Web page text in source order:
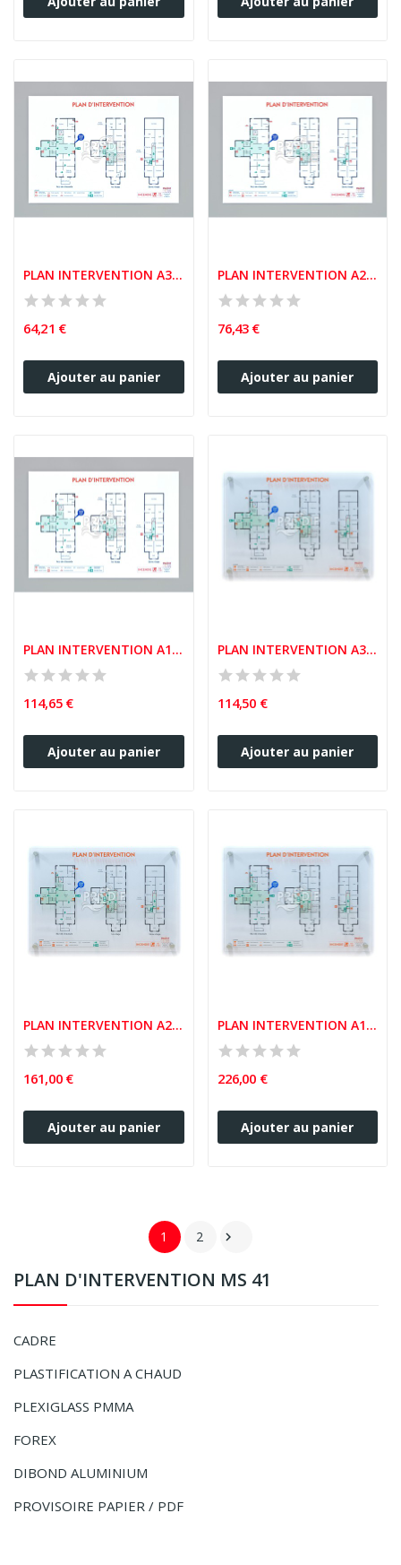
PLAN D'INTERVENTION MS 41
CADRE
PLASTIFICATION A CHAUD
PLEXIGLASS PMMA
FOREX
DIBOND ALUMINIUM
PROVISOIRE PAPIER / PDF
PLAN INTERVENTION A3 PLASTIFIÉ 5/10ème
64,21 €
Ajouter au panier
PLAN INTERVENTION A2 PLASTIFIÉ 5/10ème
76,43 €
Ajouter au panier
PLAN INTERVENTION A1 PLASTIFIÉ 5/10ème
114,65 €
Ajouter au panier
PLAN INTERVENTION A3 PLEXIGLASS 6MM
114,50 €
Ajouter au panier
PLAN INTERVENTION A2 PLEXIGLASS 6MM
161,00 €
Ajouter au panier
PLAN INTERVENTION A1 PLEXIGLASS 6MM
226,00 €
Ajouter au panier
1 2 